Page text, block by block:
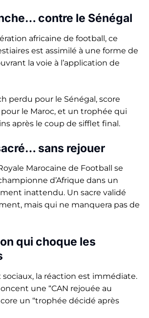
contre le Sénégal
africaine de football, ce
est assimilé à une forme de
la voie à l’application de
perdu pour le Sénégal, score
pour le Maroc, et un trophée qui
après le coup de sifflet final.
sans rejouer
Marocaine de Football se
d’Afrique dans un
inattendu. Un sacre validé
mais qui ne manquera pas de
qui choque les
sociaux, la réaction est immédiate.
une “CAN rejouée au
un “trophée décidé après